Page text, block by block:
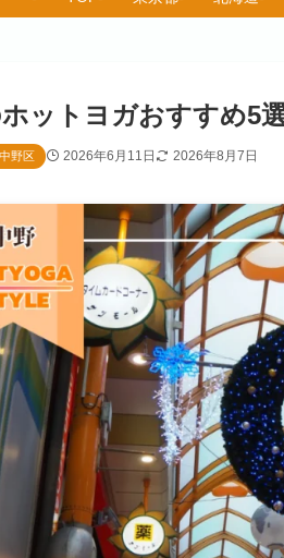
ットヨガおすすめ5
中野区 2026年6月11日 2026年8月7日